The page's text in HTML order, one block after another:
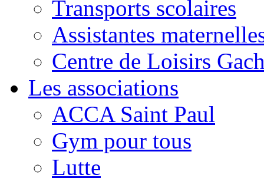
Transports scolaires
Assistantes
Centre de Loisirs
Les associations
ACCA Saint Paul
Gym pour tous
Lutte